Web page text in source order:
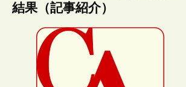
結果（記事紹介）